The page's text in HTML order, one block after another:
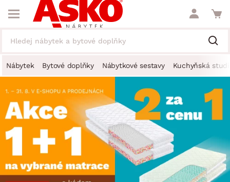
Nábytek Bytové doplňky Nábytkové sestavy Kuchyňská